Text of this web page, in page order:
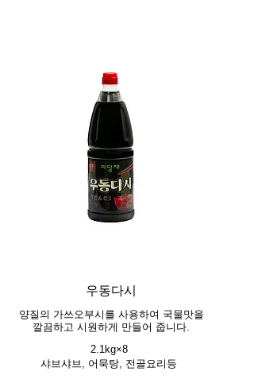
우동다시
양질의 가쓰오부시를 사용하여 국물맛을
깔끔하고 시원하게 만들어 줍니다.
2.1kg×8
샤브샤브, 어묵탕, 전골요리등